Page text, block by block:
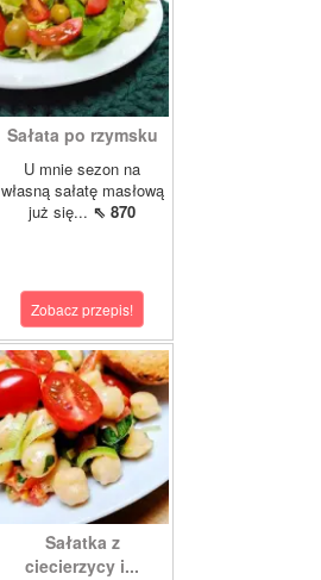
Sałata po rzymsku
U mnie sezon na
własną sałatę masłową
już się... ⇖ 870
Zobacz przepis!
Sałatka z
ciecierzycy i...